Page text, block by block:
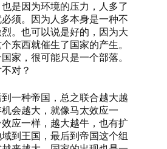
是因为环境的压力，人多了
须。因为人多本身是一种不
。也可以说是好的，因为大
东西就催生了国家的产生。
家，很可能只是一个部落。
对？
一种帝国，总之联合越大越
会越大，就像马太效应一
应一样，越大越牛，也有扩
到王国，最后到帝国这个组